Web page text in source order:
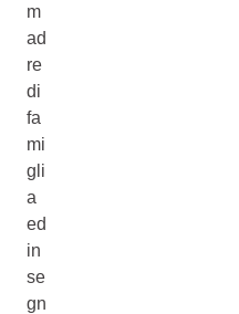
m
ad
re
di
fa
mi
gli
a
ed
in
se
gn